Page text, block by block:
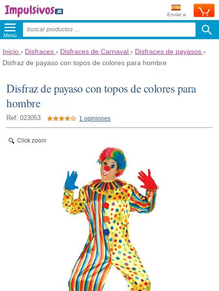
Enviar a:
Menú
Inicio › Disfraces › Disfraces de Carnaval › Disfraces de payasos ›
Disfraz de payaso con topos de colores para hombre
Disfraz de payaso con topos de colores para
hombre
Ref: 023053 1 opiniones
Click zoom